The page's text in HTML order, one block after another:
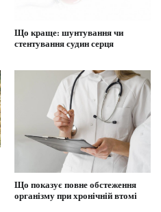
Що краще: шунтування чи
стентування судин серця
Що показує повне обстеження
організму при хронічній втомі